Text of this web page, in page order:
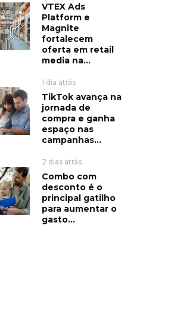
VTEX Ads
Platform e
Magnite
fortalecem
oferta em retail
media na...
1 dia atrás
TikTok avança na
jornada de
compra e ganha
espaço nas
campanhas...
2 dias atrás
Combo com
desconto é o
principal gatilho
para aumentar o
gasto...